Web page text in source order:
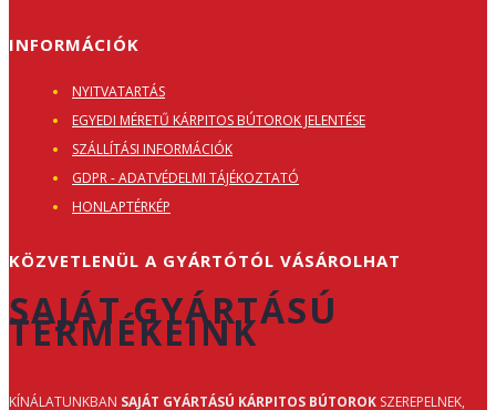
INFORMÁCIÓK
NYITVATARTÁS
EGYEDI MÉRETŰ KÁRPITOS BÚTOROK JELENTÉSE
SZÁLLÍTÁSI INFORMÁCIÓK
GDPR - ADATVÉDELMI TÁJÉKOZTATÓ
HONLAPTÉRKÉP
KÖZVETLENÜL A GYÁRTÓTÓL VÁSÁROLHAT
SAJÁT GYÁRTÁSÚ
TERMÉKEINK
KÍNÁLATUNKBAN SAJÁT GYÁRTÁSÚ KÁRPITOS BÚTOROK SZEREPELNEK,